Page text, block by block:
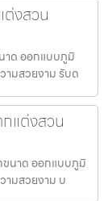
งสวน
าด ออกแบบภูมิ
ามสวยงาม รับด
แต่งสวน
นาด ออกแบบภูมิ
ามสวยงาม บ